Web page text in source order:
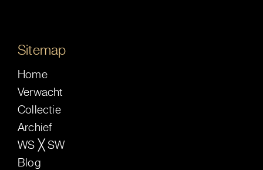
Sitemap
Home
Verwacht
Collectie
Archief
WS ╳ SW
Blog